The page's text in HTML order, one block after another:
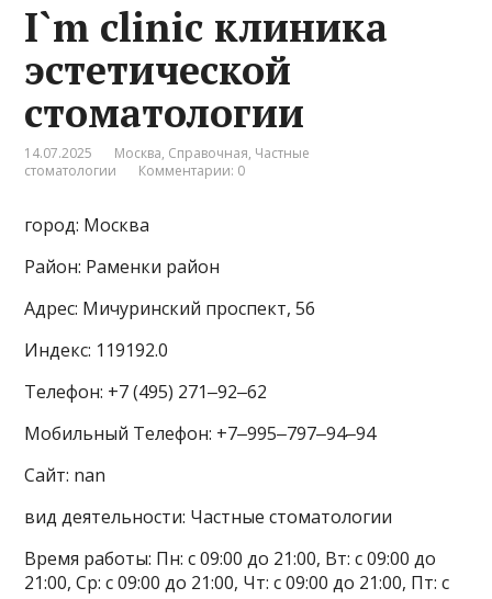
I`m clinic клиника
эстетической
стоматологии
14.07.2025 Москва, Справочная, Частные
стоматологии
Комментарии: 0
город: Москва
Район: Раменки район
Адрес: Мичуринский проспект, 56
Индекс: 119192.0
Телефон: +7 (495) 271‒92‒62
Мобильный Телефон: +7‒995‒797‒94‒94
Сайт: nan
вид деятельности: Частные стоматологии
Время работы: Пн: с 09:00 до 21:00, Вт: с 09:00 до
21:00, Ср: с 09:00 до 21:00, Чт: с 09:00 до 21:00, Пт: с